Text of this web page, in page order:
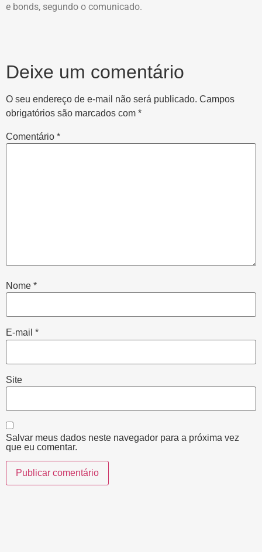
e bonds, segundo o comunicado.
Deixe um comentário
O seu endereço de e-mail não será publicado. Campos
obrigatórios são marcados com *
Comentário *
Nome *
E-mail *
Site
Salvar meus dados neste navegador para a próxima vez
que eu comentar.